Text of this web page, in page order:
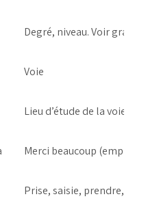
Degré, niveau. Voir grade
Voie
Lieu d’étude de la voie,
Merci beaucoup
Prise, saisie, prendre,